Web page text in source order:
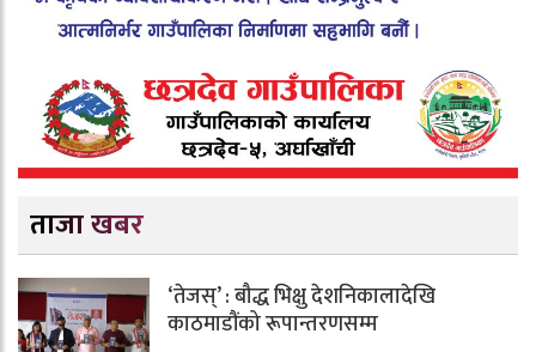
ताजा खबर
‘तेजस्’ : बौद्ध भिक्षु देशनिकालादेखि
काठमाडौंको रूपान्तरणसम्म